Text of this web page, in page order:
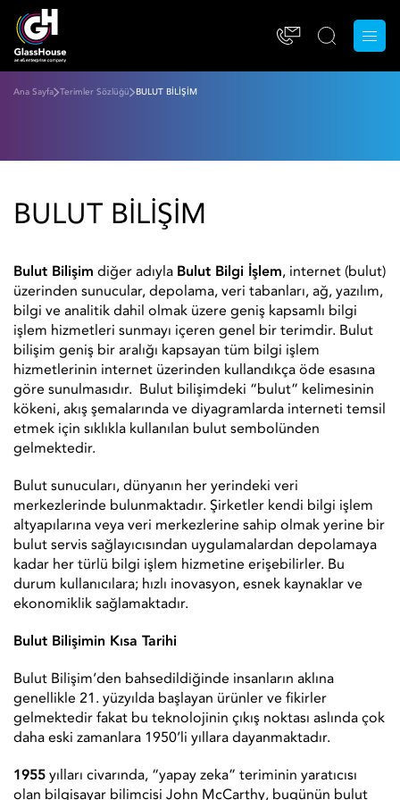
Ana Sayfa Terimler Sözlüğü BULUT BİLİŞİM
BULUT BİLİŞİM
Bulut Bilişim diğer adıyla Bulut Bilgi İşlem, internet (bulut)
üzerinden sunucular, depolama, veri tabanları, ağ, yazılım,
bilgi ve analitik dahil olmak üzere geniş kapsamlı bilgi
işlem hizmetleri sunmayı içeren genel bir terimdir. Bulut
bilişim geniş bir aralığı kapsayan tüm bilgi işlem
hizmetlerinin internet üzerinden kullandıkça öde esasına
göre sunulmasıdır. Bulut bilişimdeki “bulut” kelimesinin
kökeni, akış şemalarında ve diyagramlarda interneti temsil
etmek için sıklıkla kullanılan bulut sembolünden
gelmektedir.
Bulut sunucuları, dünyanın her yerindeki veri
merkezlerinde bulunmaktadır. Şirketler kendi bilgi işlem
altyapılarına veya veri merkezlerine sahip olmak yerine bir
bulut servis sağlayıcısından uygulamalardan depolamaya
kadar her türlü bilgi işlem hizmetine erişebilirler. Bu
durum kullanıcılara; hızlı inovasyon, esnek kaynaklar ve
ekonomiklik sağlamaktadır.
Bulut Bilişimin Kısa Tarihi
Bulut Bilişim’den bahsedildiğinde insanların aklına
genellikle 21. yüzyılda başlayan ürünler ve fikirler
gelmektedir fakat bu teknolojinin çıkış noktası aslında çok
daha eski zamanlara 1950’li yıllara dayanmaktadır.
1955 yılları civarında, “yapay zeka” teriminin yaratıcısı
olan bilgisayar bilimcisi John McCarthy, bugünün bulut